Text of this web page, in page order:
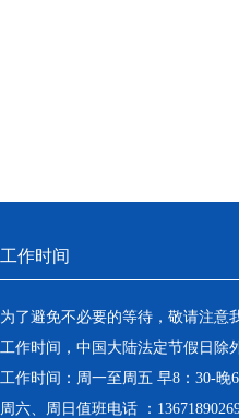
工作时间
为了避免不必要的等待，敬请注意
工作时间，中国大陆法定节假日除
工作时间：周一至周五 早8：30-晚
周六、周日值班电话 ：